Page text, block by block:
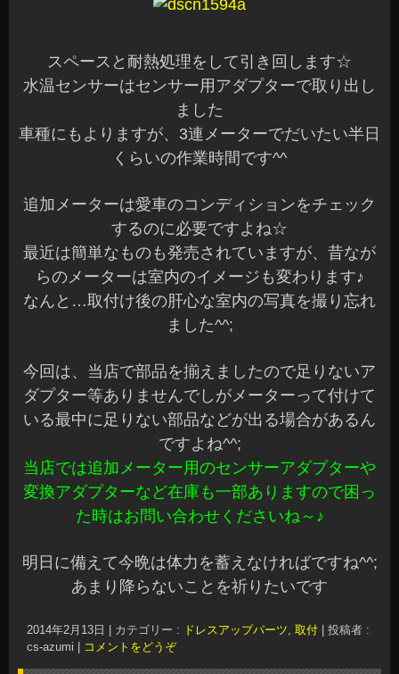
スペースと耐熱処理をして引き回します☆
水温センサーはセンサー用アダプターで取り出し
ました
車種にもよりますが、3連メーターでだいたい半日
くらいの作業時間です^^
追加メーターは愛車のコンディションをチェック
するのに必要ですよね☆
最近は簡単なものも発売されていますが、昔なが
らのメーターは室内のイメージも変わります♪
なんと…取付け後の肝心な室内の写真を撮り忘れ
ました^^;
今回は、当店で部品を揃えましたので足りないア
ダプター等ありませんでしがメーターって付けて
いる最中に足りない部品などが出る場合があるん
ですよね^^;
当店では追加メーター用のセンサーアダプターや
変換アダプターなど在庫も一部ありますので困っ
た時はお問い合わせくださいね～♪
明日に備えて今晩は体力を蓄えなければですね^^;
あまり降らないことを祈りたいです
2014年2月13日 カテゴリー : ドレスアップパーツ, 取付
投稿者 :
cs-azumi
コメントをどうぞ